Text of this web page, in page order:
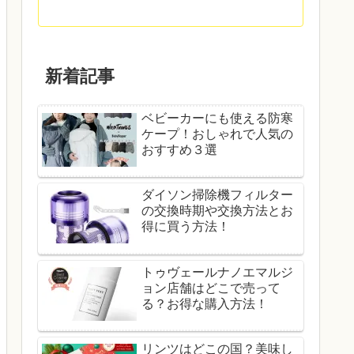
新着記事
ベビーカーにも使える防寒
ケープ！おしゃれで人気の
おすすめ３選
ダイソン掃除機フィルター
の交換時期や交換方法とお
得に買う方法！
トゥヴェールナノエマルジ
ョン店舗はどこで売って
る？お得な購入方法！
リンツはどこの国？美味し